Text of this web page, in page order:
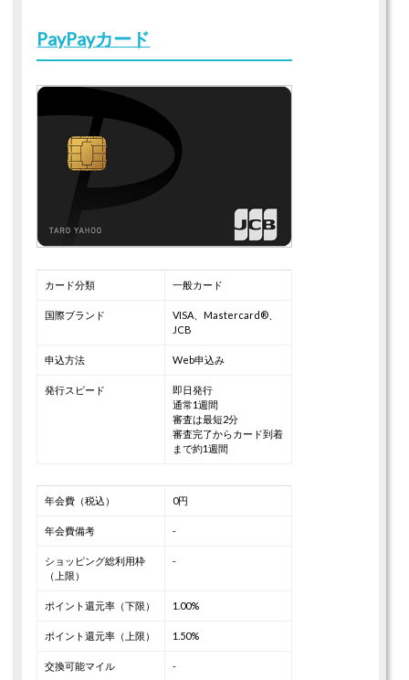
PayPayカード
カード分類 一般カード
国際ブランド
VISA、Mastercard®、
JCB
申込方法 Web申込み
発行スピード
即日発行
通常1週間
審査は最短2分
審査完了からカード到着
まで約1週間
年会費（税込） 0円
年会費備考 -
ショッピング総利用枠
（上限）
-
ポイント還元率（下限） 1.00%
ポイント還元率（上限） 1.50%
交換可能マイル -